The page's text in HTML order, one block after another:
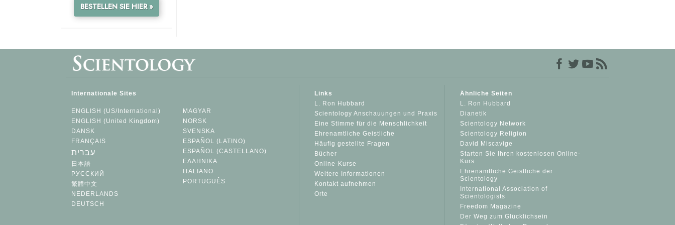
BESTELLEN SIE HIER »
Internationale Sites
ENGLISH (US/International)
ENGLISH (United Kingdom)
DANSK
FRANÇAIS
עברית
日本語
РУССКИЙ
繁體中文
NEDERLANDS
DEUTSCH
MAGYAR
NORSK
SVENSKA
ESPAÑOL (LATINO)
ESPAÑOL (CASTELLANO)
ΕΛΛΗΝΙΚA
ITALIANO
PORTUGUÊS
Links
L. Ron Hubbard
Scientology Anschauungen und Praxis
Eine Stimme für die Menschlichkeit
Ehrenamtliche Geistliche
Häufig gestellte Fragen
Bücher
Online-Kurse
Weitere Informationen
Kontakt aufnehmen
Orte
Ähnliche Seiten
L. Ron Hubbard
Dianetik
Scientology Network
Scientology Religion
David Miscavige
Starten Sie Ihren kostenlosen Online-
Kurs
Ehrenamtliche Geistliche der
Scientology
International Association of
Scientologists
Freedom Magazine
Der Weg zum Glücklichsein